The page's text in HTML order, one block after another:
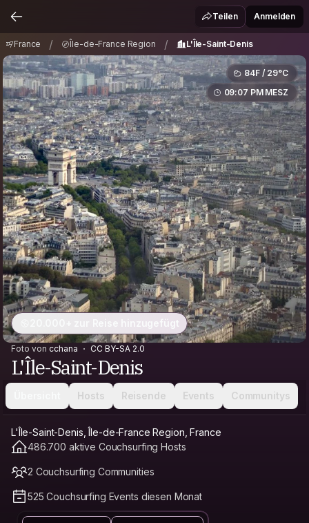
Teilen Anmelden
France / Île-de-France Region / L'Île-Saint-Denis
84F / 29°C
09:07 PM MESZ
20.000+ zur Reise hinzugefügt
Foto von cchana CC BY-SA 2.0
L'Île-Saint-Denis
Hosts Reisende Events Communitys
L'Île-Saint-Denis, Île-de-France Region, France
486.700 aktive Couchsurfing Hosts
2 Couchsurfing Communities
525 Couchsurfing Events diesen Monat